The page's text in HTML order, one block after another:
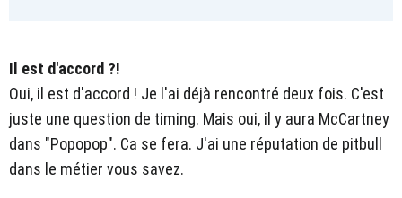
Il est d'accord ?!
Oui, il est d'accord ! Je l'ai déjà rencontré deux fois. C'est
juste une question de timing. Mais oui, il y aura McCartney
dans "Popopop". Ca se fera. J'ai une réputation de pitbull
dans le métier vous savez.